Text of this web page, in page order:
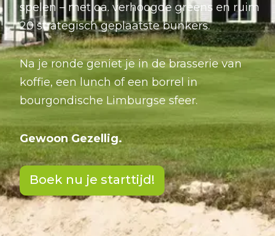
spelen – met oa. verhoogde greens en ruim
20 strategisch geplaatste bunkers.
Na je ronde geniet je in de brasserie van
koffie, een lunch of een borrel in
bourgondische Limburgse sfeer.
Gewoon Gezellig.
Boek nu je starttijd!